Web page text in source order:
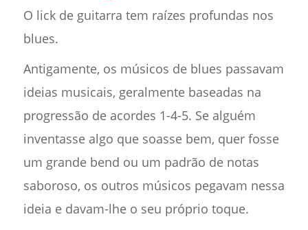
O lick de guitarra tem raízes profundas nos
blues.
Antigamente, os músicos de blues passavam
ideias musicais, geralmente baseadas na
progressão de acordes 1-4-5. Se alguém
inventasse algo que soasse bem, quer fosse
um grande bend ou um padrão de notas
saboroso, os outros músicos pegavam nessa
ideia e davam-lhe o seu próprio toque.